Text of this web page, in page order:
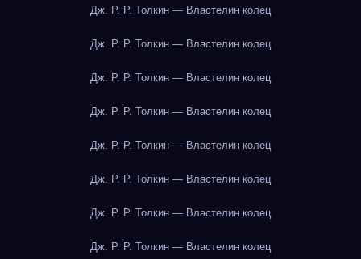
Дж. Р. Р. Толкин — Властелин колец
Дж. Р. Р. Толкин — Властелин колец
Дж. Р. Р. Толкин — Властелин колец
Дж. Р. Р. Толкин — Властелин колец
Дж. Р. Р. Толкин — Властелин колец
Дж. Р. Р. Толкин — Властелин колец
Дж. Р. Р. Толкин — Властелин колец
Дж. Р. Р. Толкин — Властелин колец